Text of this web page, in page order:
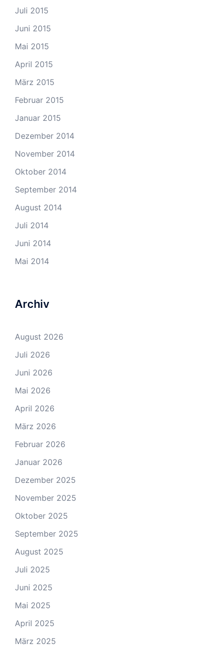
Juli 2015
Juni 2015
Mai 2015
April 2015
März 2015
Februar 2015
Januar 2015
Dezember 2014
November 2014
Oktober 2014
September 2014
August 2014
Juli 2014
Juni 2014
Mai 2014
Archiv
August 2026
Juli 2026
Juni 2026
Mai 2026
April 2026
März 2026
Februar 2026
Januar 2026
Dezember 2025
November 2025
Oktober 2025
September 2025
August 2025
Juli 2025
Juni 2025
Mai 2025
April 2025
März 2025